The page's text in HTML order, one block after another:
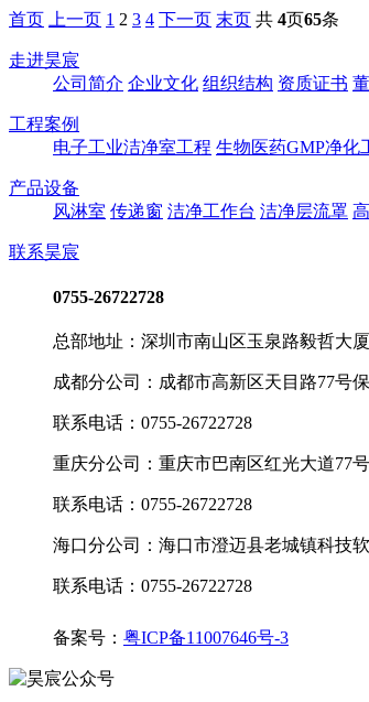
首页 上一页 1 2 3 4 下一页 末页 共 4页65条
走进昊宸
公司简介 企业文化 组织结构 资质证书
工程案例
电子工业洁净室工程 生物医药GMP净化
产品设备
风淋室 传递窗 洁净工作台 洁净层流罩
联系昊宸
0755-26722728
总部地址：深圳市南山区玉泉路毅哲大
成都分公司：成都市高新区天目路77号
联系电话：0755-26722728
重庆分公司：重庆市巴南区红光大道77
联系电话：0755-26722728
海口分公司：海口市澄迈县老城镇科技
联系电话：0755-26722728
备案号： 粤ICP备11007646号-3